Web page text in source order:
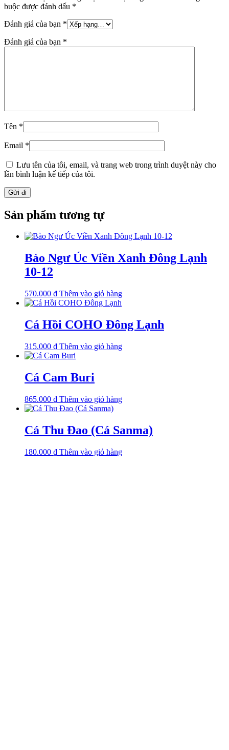
buộc được đánh dấu *
Đánh giá của bạn *
Đánh giá của bạn *
Tên *
Email *
Lưu tên của tôi, email, và trang web trong trình duyệt này cho
lần bình luận kế tiếp của tôi.
Sản phẩm tương tự
Bào Ngư Úc Viền Xanh Đông Lạnh
10-12
570.000 ₫ Thêm vào giỏ hàng
Cá Hồi COHO Đông Lạnh
315.000 ₫ Thêm vào giỏ hàng
Cá Cam Buri
865.000 ₫ Thêm vào giỏ hàng
Cá Thu Đao (Cá Sanma)
180.000 ₫ Thêm vào giỏ hàng